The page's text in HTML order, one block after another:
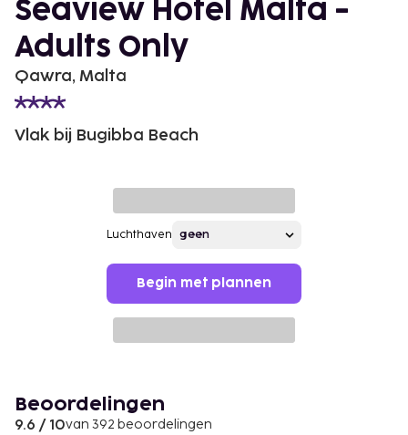
Seaview Hotel Malta -
Adults Only
Qawra, Malta
Vlak bij Bugibba Beach
Luchthaven
Begin met plannen
Beoordelingen
9.6 / 10van 392 beoordelingen